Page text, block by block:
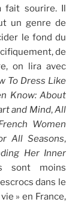
fait sourire. Il
un genre de
le fond du
de
on lira avec
To Dress Like
Know: About
and Mind,All
Women
All Seasons,
Her Inner
sont moins
dans le
» en France,